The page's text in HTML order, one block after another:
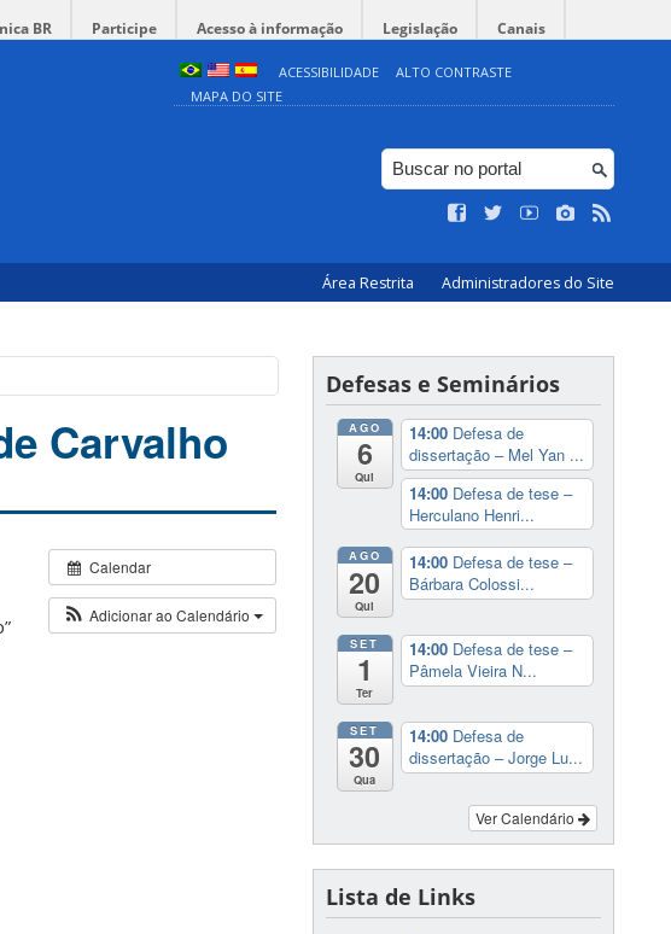
BR Participe Acesso à informação Legislação Canais
ACESSIBILIDADE
ALTO CONTRASTE
MAPA DO SITE
Área Restrita Administradores do Site
Carvalho
Calendar
Adicionar ao Calendário
Defesas e Seminários
AGO
6
Qui
14:00 Defesa de
dissertação – Mel Yan ...
14:00 Defesa de tese –
Herculano Henri...
AGO
20
Qui
14:00 Defesa de tese –
Bárbara Colossi...
SET
1
Ter
14:00 Defesa de tese –
Pâmela Vieira N...
SET
30
Qua
14:00 Defesa de
dissertação – Jorge Lu...
Ver Calendário
Lista de Links